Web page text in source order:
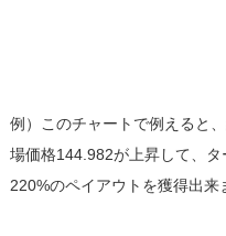
例）このチャートで例えると
場価格144.982が上昇して、
220%のペイアウトを獲得出来